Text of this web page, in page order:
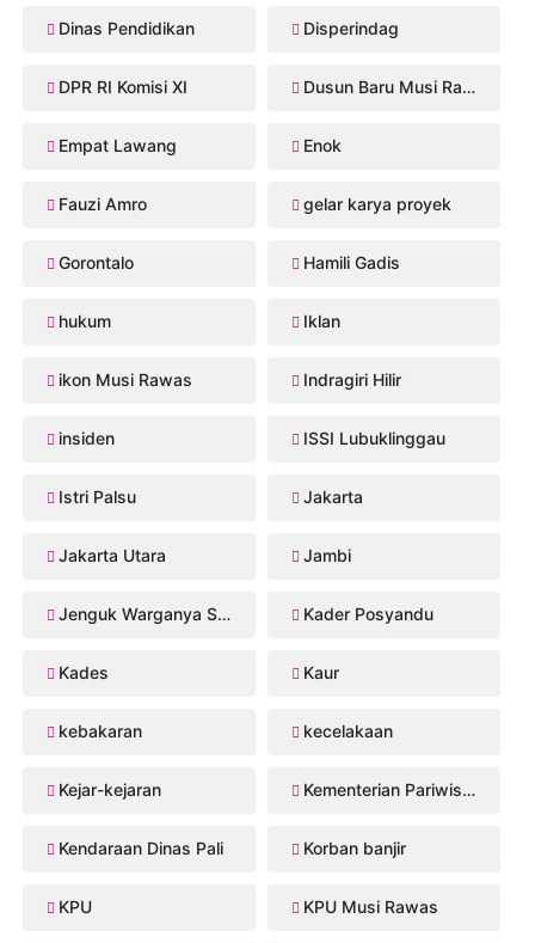
Dinas Pendidikan Disperindag
DPR RI Komisi XI Dusun Baru Musi Rawas
Empat Lawang Enok
Fauzi Amro gelar karya proyek
Gorontalo Hamili Gadis
hukum Iklan
ikon Musi Rawas Indragiri Hilir
insiden ISSI Lubuklinggau
Istri Palsu Jakarta
Jakarta Utara Jambi
Jenguk Warganya Sakit Kader Posyandu
Kades Kaur
kebakaran kecelakaan
Kejar-kejaran Kementerian Pariwisata
Kendaraan Dinas Pali Korban banjir
KPU KPU Musi Rawas